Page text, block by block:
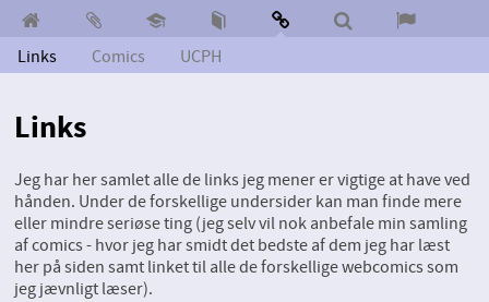
Links Comics UCPH
Links
Jeg har her samlet alle de links jeg mener er vigtige at have ved
hånden. Under de forskellige undersider kan man finde mere
eller mindre seriøse ting (jeg selv vil nok anbefale min samling
af comics - hvor jeg har smidt det bedste af dem jeg har læst
her på siden samt linket til alle de forskellige webcomics som
jeg jævnligt læser).